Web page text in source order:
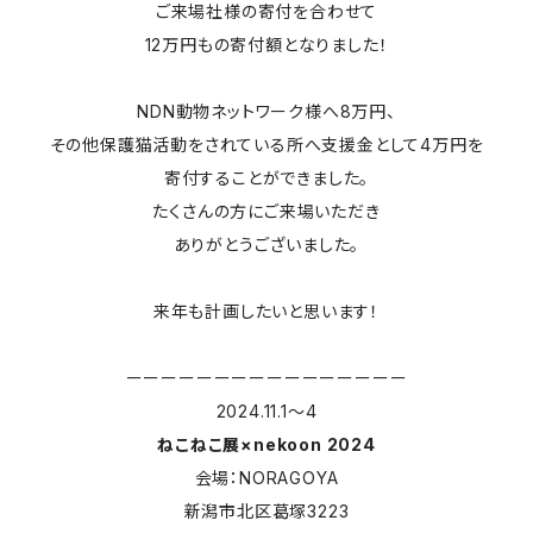
ご来場社様の寄付を合わせて
12万円もの寄付額となりました！
NDN動物ネットワーク様へ8万円、
その他保護猫活動をされている所へ支援金として4万円を
寄付することができました。
たくさんの方にご来場いただき
ありがとうございました。
来年も計画したいと思います！
ーーーーーーーーーーーーーーーー
2024.11.1〜4
ねこねこ展×nekoon 2024
会場：NORAGOYA
新潟市北区葛塚3223